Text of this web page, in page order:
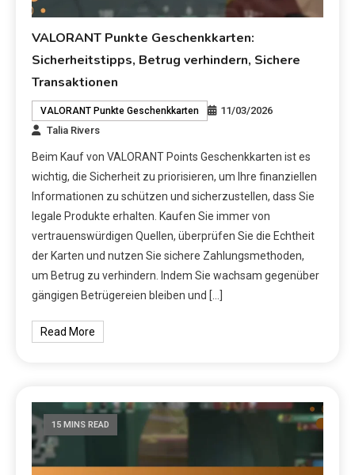
VALORANT Punkte Geschenkkarten:
Sicherheitstipps, Betrug verhindern, Sichere
Transaktionen
VALORANT Punkte Geschenkkarten
11/03/2026
Talia Rivers
Beim Kauf von VALORANT Points Geschenkkarten ist es
wichtig, die Sicherheit zu priorisieren, um Ihre finanziellen
Informationen zu schützen und sicherzustellen, dass Sie
legale Produkte erhalten. Kaufen Sie immer von
vertrauenswürdigen Quellen, überprüfen Sie die Echtheit
der Karten und nutzen Sie sichere Zahlungsmethoden,
um Betrug zu verhindern. Indem Sie wachsam gegenüber
gängigen Betrügereien bleiben und […]
Read More
15 MINS READ